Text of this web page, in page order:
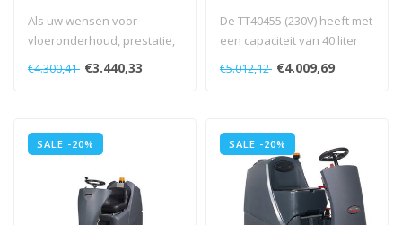
G 230 Volt grijs
Als uw wensen voor
vloeronderhoud, prestatie,
vermogen en prijs zijn... dan
€4.300,41 €3.440,33
G 230 Volt grijs
De TT40455 (230V) heeft met
een capaciteit van 40 liter
en de schrobborstel met ..
€5.012,12 €4.009,69
SALE -20% SALE -20%